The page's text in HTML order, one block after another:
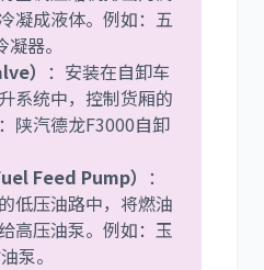
凝成液体。例如：五
器。
） ：安装在自卸车
系统中，控制货厢的
陕汽德龙F3000自卸
Feed Pump） ：
低压油路中，将燃油
高压油泵。例如：玉
泵。